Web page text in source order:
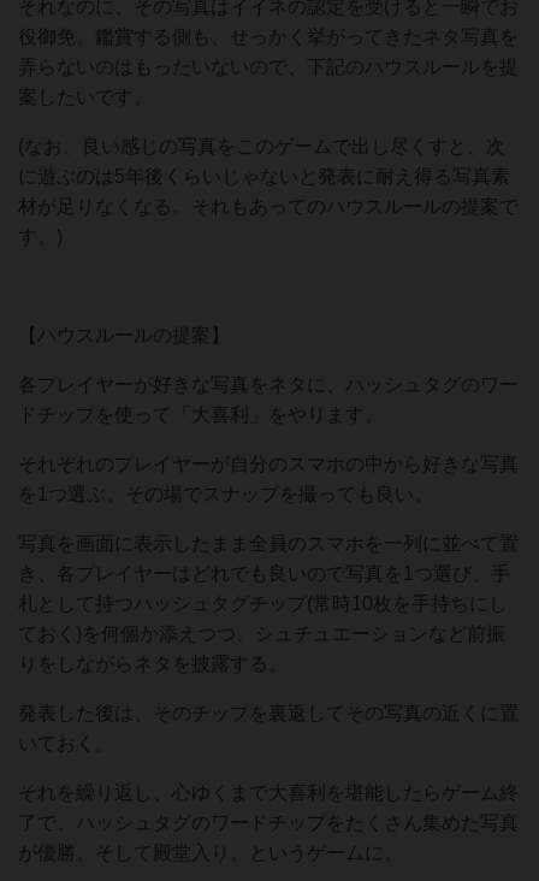
それなのに、その写真はイイネの認定を受けると一瞬でお
役御免。鑑賞する側も、せっかく挙がってきたネタ写真を
弄らないのはもったいないので、下記のハウスルールを提
案したいです。
(なお、良い感じの写真をこのゲームで出し尽くすと、次
に遊ぶのは5年後くらいじゃないと発表に耐え得る写真素
材が足りなくなる。それもあってのハウスルールの提案で
す。)
【ハウスルールの提案】
各プレイヤーが好きな写真をネタに、ハッシュタグのワー
ドチップを使って「大喜利」をやります。
それぞれのプレイヤーが自分のスマホの中から好きな写真
を1つ選ぶ。その場でスナップを撮っても良い。
写真を画面に表示したまま全員のスマホを一列に並べて置
き、各プレイヤーはどれでも良いので写真を1つ選び、手
札として持つハッシュタグチップ(常時10枚を手持ちにし
ておく)を何個か添えつつ、シュチュエーションなど前振
りをしながらネタを披露する。
発表した後は、そのチップを裏返してその写真の近くに置
いておく。
それを繰り返し、心ゆくまで大喜利を堪能したらゲーム終
了で、ハッシュタグのワードチップをたくさん集めた写真
が優勝。そして殿堂入り。というゲームに。